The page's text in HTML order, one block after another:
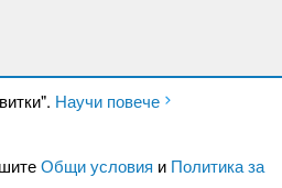
Научи повече
Общи условия и Политика за
ООД. Всички права запазени.